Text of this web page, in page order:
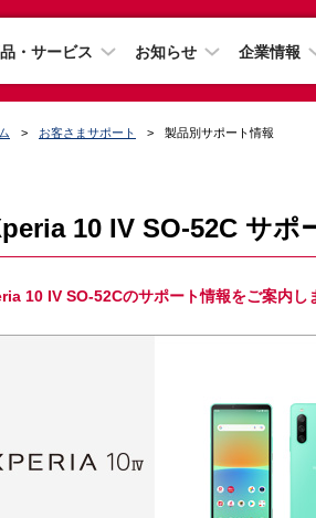
・サービス お知らせ 企業情報
お客さまサポート 製品別サポート情報
10 IV SO-52C サポ
10 IV SO-52Cのサポート情報をご案内し